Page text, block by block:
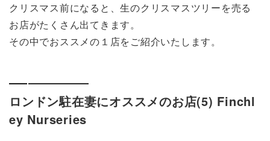
クリスマス前になると、生のクリスマスツリーを売る
お店がたくさん出てきます。
その中でおススメの１店をご紹介いたします。
ロンドン駐在妻にオススメのお店(5) Finchl
ey Nurseries